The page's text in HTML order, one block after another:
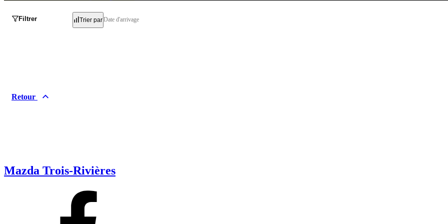
Filtrer Trier parDate d'arrivage
Retour
Mazda Trois-Rivières